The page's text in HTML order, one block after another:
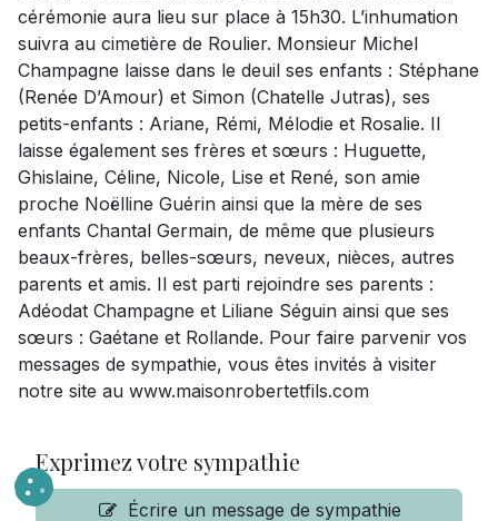
cérémonie aura lieu sur place à 15h30. L’inhumation
suivra au cimetière de Roulier. Monsieur Michel
Champagne laisse dans le deuil ses enfants : Stéphane
(Renée D’Amour) et Simon (Chatelle Jutras), ses
petits-enfants : Ariane, Rémi, Mélodie et Rosalie. Il
laisse également ses frères et sœurs : Huguette,
Ghislaine, Céline, Nicole, Lise et René, son amie
proche Noëlline Guérin ainsi que la mère de ses
enfants Chantal Germain, de même que plusieurs
beaux-frères, belles-sœurs, neveux, nièces, autres
parents et amis. Il est parti rejoindre ses parents :
Adéodat Champagne et Liliane Séguin ainsi que ses
sœurs : Gaétane et Rollande. Pour faire parvenir vos
messages de sympathie, vous êtes invités à visiter
notre site au www.maisonrobertetfils.com
Exprimez votre sympathie
Écrire un message de sympathie